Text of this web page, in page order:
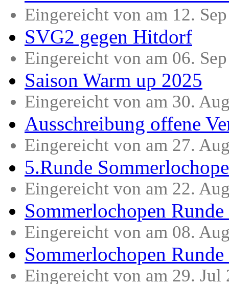
Eingereicht von am 12.
SVG2 gegen Hitdorf
Eingereicht von am 06.
Saison Warm up 2025
Eingereicht von am 30.
Ausschreibung offene
Eingereicht von am 27.
5.Runde
Eingereicht von am 22.
Sommerlochopen Runde
Eingereicht von am 08.
Sommerlochopen Runde
Eingereicht von am 29.